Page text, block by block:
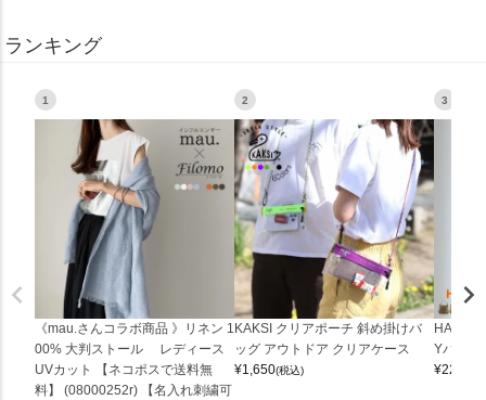
ランキング
1
《mau.さんコラボ商品 》リネン 1
00% 大判ストール レディース
UVカット 【ネコポスで送料無
料】 (08000252r) 【名入れ刺繍可
2
KAKSI クリアポーチ 斜め掛けバ
ッグ アウトドア クリアケース
¥1,650(税込)
3
Yバッグ
¥22,000